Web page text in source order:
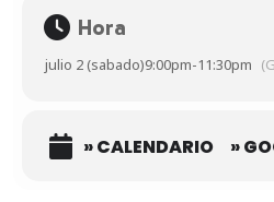
Hora
julio 2 (sabado)9:00pm-11:30pm
» CALENDARIO »